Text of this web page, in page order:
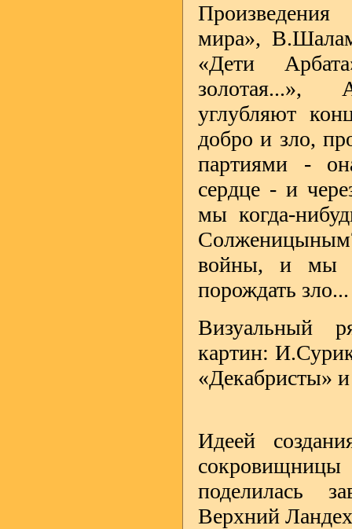
мира»,
«Дети
золотая...»,
углубляют
добро и зло,
партиями -
сердце - и
мы когда-
войны, и мы
порождать зло...
Визуальный
картин:
«Декабристы»
Идеей
поделилась
Верхний